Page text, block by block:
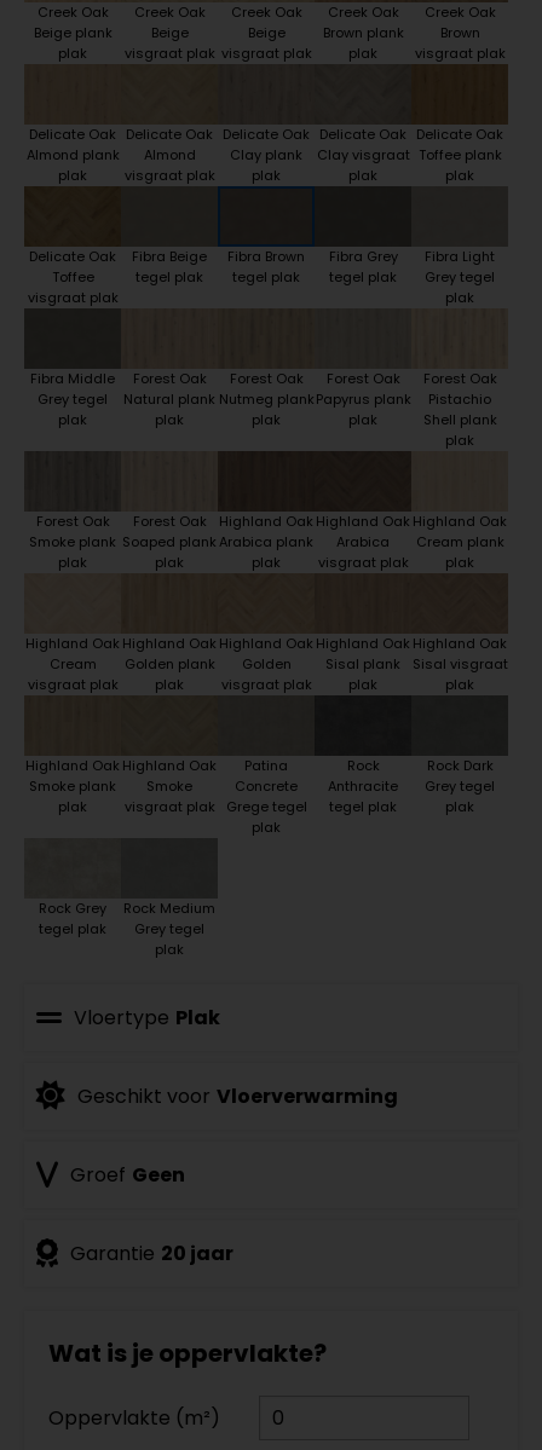
Creek Oak
Beige plank
plak
Creek Oak
Beige
visgraat plak
Creek Oak
Beige
visgraat plak
Creek Oak
Brown plank
plak
Creek Oak
Brown
visgraat plak
Delicate Oak
Almond plank
plak
Delicate Oak
Almond
visgraat plak
Delicate Oak
Clay plank
plak
Delicate Oak
Clay visgraat
plak
Delicate Oak
Toffee plank
plak
Delicate Oak
Toffee
visgraat plak
Fibra Beige
tegel plak
Fibra Brown
tegel plak
Fibra Grey
tegel plak
Fibra Light
Grey tegel
plak
Fibra Middle
Grey tegel
plak
Forest Oak
Natural plank
plak
Forest Oak
Nutmeg plank
plak
Forest Oak
Papyrus plank
plak
Forest Oak
Pistachio
Shell plank
plak
Forest Oak
Smoke plank
plak
Forest Oak
Soaped plank
plak
Highland Oak
Arabica plank
plak
Highland Oak
Arabica
visgraat plak
Highland Oak
Cream plank
plak
Highland Oak
Cream
visgraat plak
Highland Oak
Golden plank
plak
Highland Oak
Golden
visgraat plak
Highland Oak
Sisal plank
plak
Highland Oak
Sisal visgraat
plak
Highland Oak
Smoke plank
plak
Highland Oak
Smoke
visgraat plak
Patina
Concrete
Grege tegel
plak
Rock
Anthracite
tegel plak
Rock Dark
Grey tegel
plak
Rock Grey
tegel plak
Rock Medium
Grey tegel
plak
Vloertype Plak
Geschikt voor Vloerverwarming
Groef Geen
Garantie 20 jaar
Wat is je oppervlakte?
Oppervlakte (m²)